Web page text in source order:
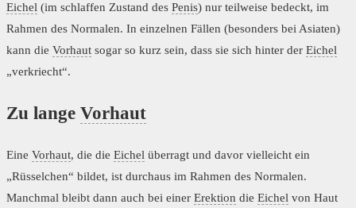
Eichel (im schlaffen Zustand des Penis) nur teilweise bedeckt, im
Rahmen des Normalen. In einzelnen Fällen (besonders bei Asiaten)
kann die Vorhaut sogar so kurz sein, dass sie sich hinter der Eichel
„verkriecht“.
Zu lange Vorhaut
Eine Vorhaut, die die Eichel überragt und davor vielleicht ein
„Rüsselchen“ bildet, ist durchaus im Rahmen des Normalen.
Manchmal bleibt dann auch bei einer Erektion die Eichel von Haut